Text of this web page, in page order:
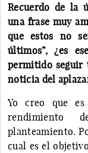
Recuerdo de la
una frase muy
que estos no
últimos”, ¿es
permitido seguir
noticia del
Yo creo que
rendimiento
planteamiento.
cual es el